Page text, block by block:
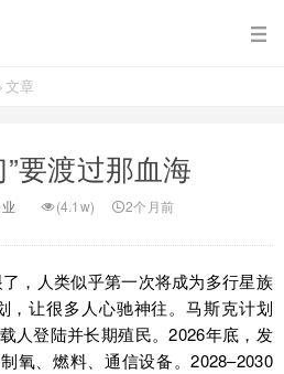
文章
要渡过那血海
(4.1w) 2个月前
，人类似乎第一次将成为多行星族
，让很多人心驰神往。马斯克计划
人登陆并长期殖民。2026年底，发
氧、燃料、通信设备。2028–2030